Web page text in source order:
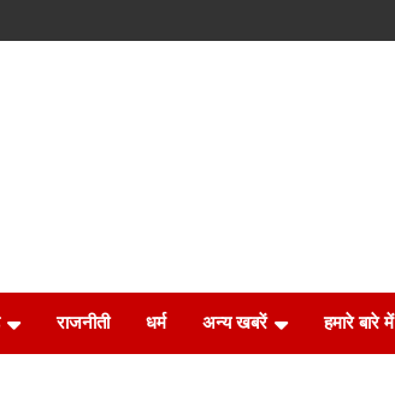
राजनीती धर्म अन्य खबरें हमारे बारे में